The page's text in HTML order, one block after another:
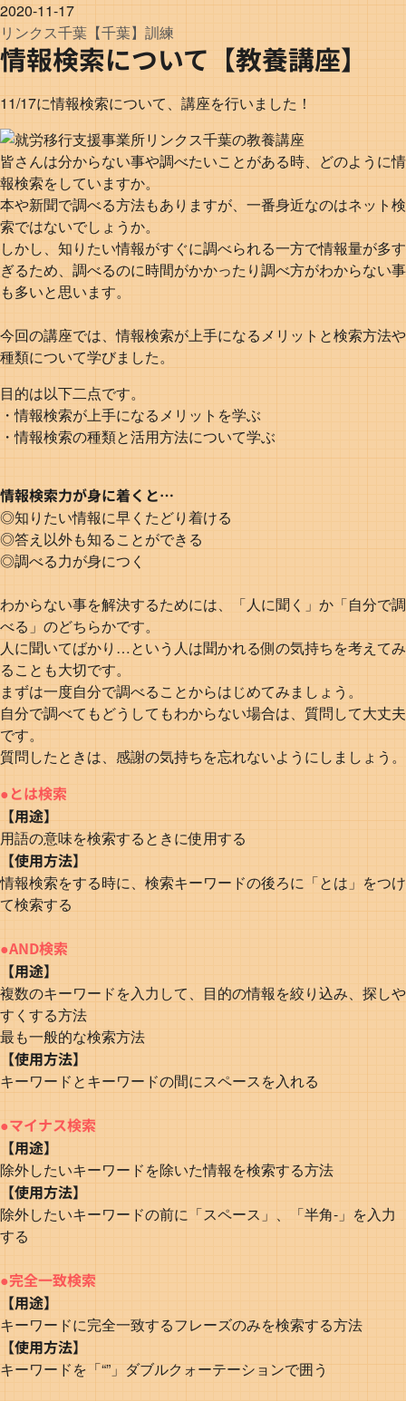
2020-11-17
リンクス千葉 【千葉】訓練
情報検索について【教養講座】
11/17に情報検索について、講座を行いました！
皆さんは分からない事や調べたいことがある時、どのように情
報検索をしていますか。
本や新聞で調べる方法もありますが、一番身近なのはネット検
索ではないでしょうか。
しかし、知りたい情報がすぐに調べられる一方で情報量が多す
ぎるため、調べるのに時間がかかったり調べ方がわからない事
も多いと思います。
今回の講座では、情報検索が上手になるメリットと検索方法や
種類について学びました。
目的は以下二点です。
・情報検索が上手になるメリットを学ぶ
・情報検索の種類と活用方法について学ぶ
情報検索力が身に着くと…
◎知りたい情報に早くたどり着ける
◎答え以外も知ることができる
◎調べる力が身につく
わからない事を解決するためには、「人に聞く」か「自分で調
べる」のどちらかです。
人に聞いてばかり…という人は聞かれる側の気持ちを考えてみ
ることも大切です。
まずは一度自分で調べることからはじめてみましょう。
自分で調べてもどうしてもわからない場合は、質問して大丈夫
です。
質問したときは、感謝の気持ちを忘れないようにしましょう。
●とは検索
【用途】
用語の意味を検索するときに使用する
【使用方法】
情報検索をする時に、検索キーワードの後ろに「とは」をつけ
て検索する
●AND検索
【用途】
複数のキーワードを入力して、目的の情報を絞り込み、探しや
すくする方法
最も一般的な検索方法
【使用方法】
キーワードとキーワードの間にスペースを入れる
●マイナス検索
【用途】
除外したいキーワードを除いた情報を検索する方法
【使用方法】
除外したいキーワードの前に「スペース」、「半角-」を入力
する
●完全一致検索
【用途】
キーワードに完全一致するフレーズのみを検索する方法
【使用方法】
キーワードを「“”」ダブルクォーテーションで囲う